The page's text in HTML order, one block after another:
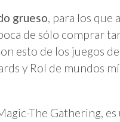
grueso, para los que
de sólo comprar
esto de los juegos de
y Rol de mundos
The Gathering,